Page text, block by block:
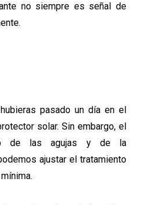
no siempre es señal de
pasado un día en el
solar. Sin embargo, el
de las agujas y de la
ajustar el tratamiento